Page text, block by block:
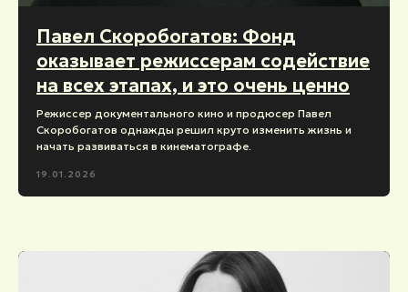
Павел Скоробогатов: Фонд
оказывает режиссерам содействие
на всех этапах, и это очень ценно
Режиссер документального кино и продюсер Павел
Скоробогатов однажды решил круто изменить жизнь и
начать развиваться в кинематографе.
19.01.2026